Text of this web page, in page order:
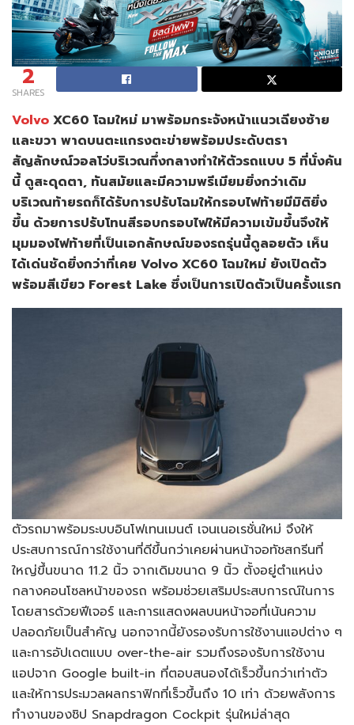
2
SHARES
Volvo XC60 โฉมใหม่ มาพร้อมกระจังหน้าแนวเฉียงซ้าย
และขวา พาดบนตะแกรงตะข่ายพร้อมประดับตรา
สัญลักษณ์วอลโว่บริเวณกึ่งกลางทำให้ตัวรถแบบ 5 ที่นั่งคัน
นี้ ดูสะดุดตา, ทันสมัยและมีความพรีเมียมยิ่งกว่าเดิม
บริเวณท้ายรถก็ได้รับการปรับโฉมให้กรอบไฟท้ายมีมิติยิ่ง
ขึ้น ด้วยการปรับโทนสีรอบกรอบไฟให้มีความเข้มขึ้นจึงให้
มุมมองไฟท้ายที่เป็นเอกลักษณ์ของรถรุ่นนี้ดูลอยตัว เห็น
ได้เด่นชัดยิ่งกว่าที่เคย Volvo XC60 โฉมใหม่ ยังเปิดตัว
พร้อมสีเขียว Forest Lake ซึ่งเป็นการเปิดตัวเป็นครั้งแรก
ตัวรถมาพร้อมระบบอินโฟเทนเมนต์ เจนเนอเรชั่นใหม่ จึงให้
ประสบการณ์การใช้งานที่ดีขึ้นกว่าเคยผ่านหน้าจอทัชสกรีนที่
ใหญ่ขึ้นขนาด 11.2 นิ้ว จากเดิมขนาด 9 นิ้ว ตั้งอยู่ตำแหน่ง
กลางคอนโซลหน้าของรถ พร้อมช่วยเสริมประสบการณ์ในการ
โดยสารด้วยฟีเจอร์ และการแสดงผลบนหน้าจอที่เน้นความ
ปลอดภัยเป็นสำคัญ นอกจากนี้ยังรองรับการใช้งานแอปต่าง ๆ
และการอัปเดตแบบ over-the-air รวมถึงรองรับการใช้งาน
แอปจาก Google built-in ที่ตอบสนองได้เร็วขึ้นกว่าเท่าตัว
และให้การประมวลผลกราฟิกที่เร็วขึ้นถึง 10 เท่า ด้วยพลังการ
ทำงานของชิป Snapdragon Cockpit รุ่นใหม่ล่าสุด